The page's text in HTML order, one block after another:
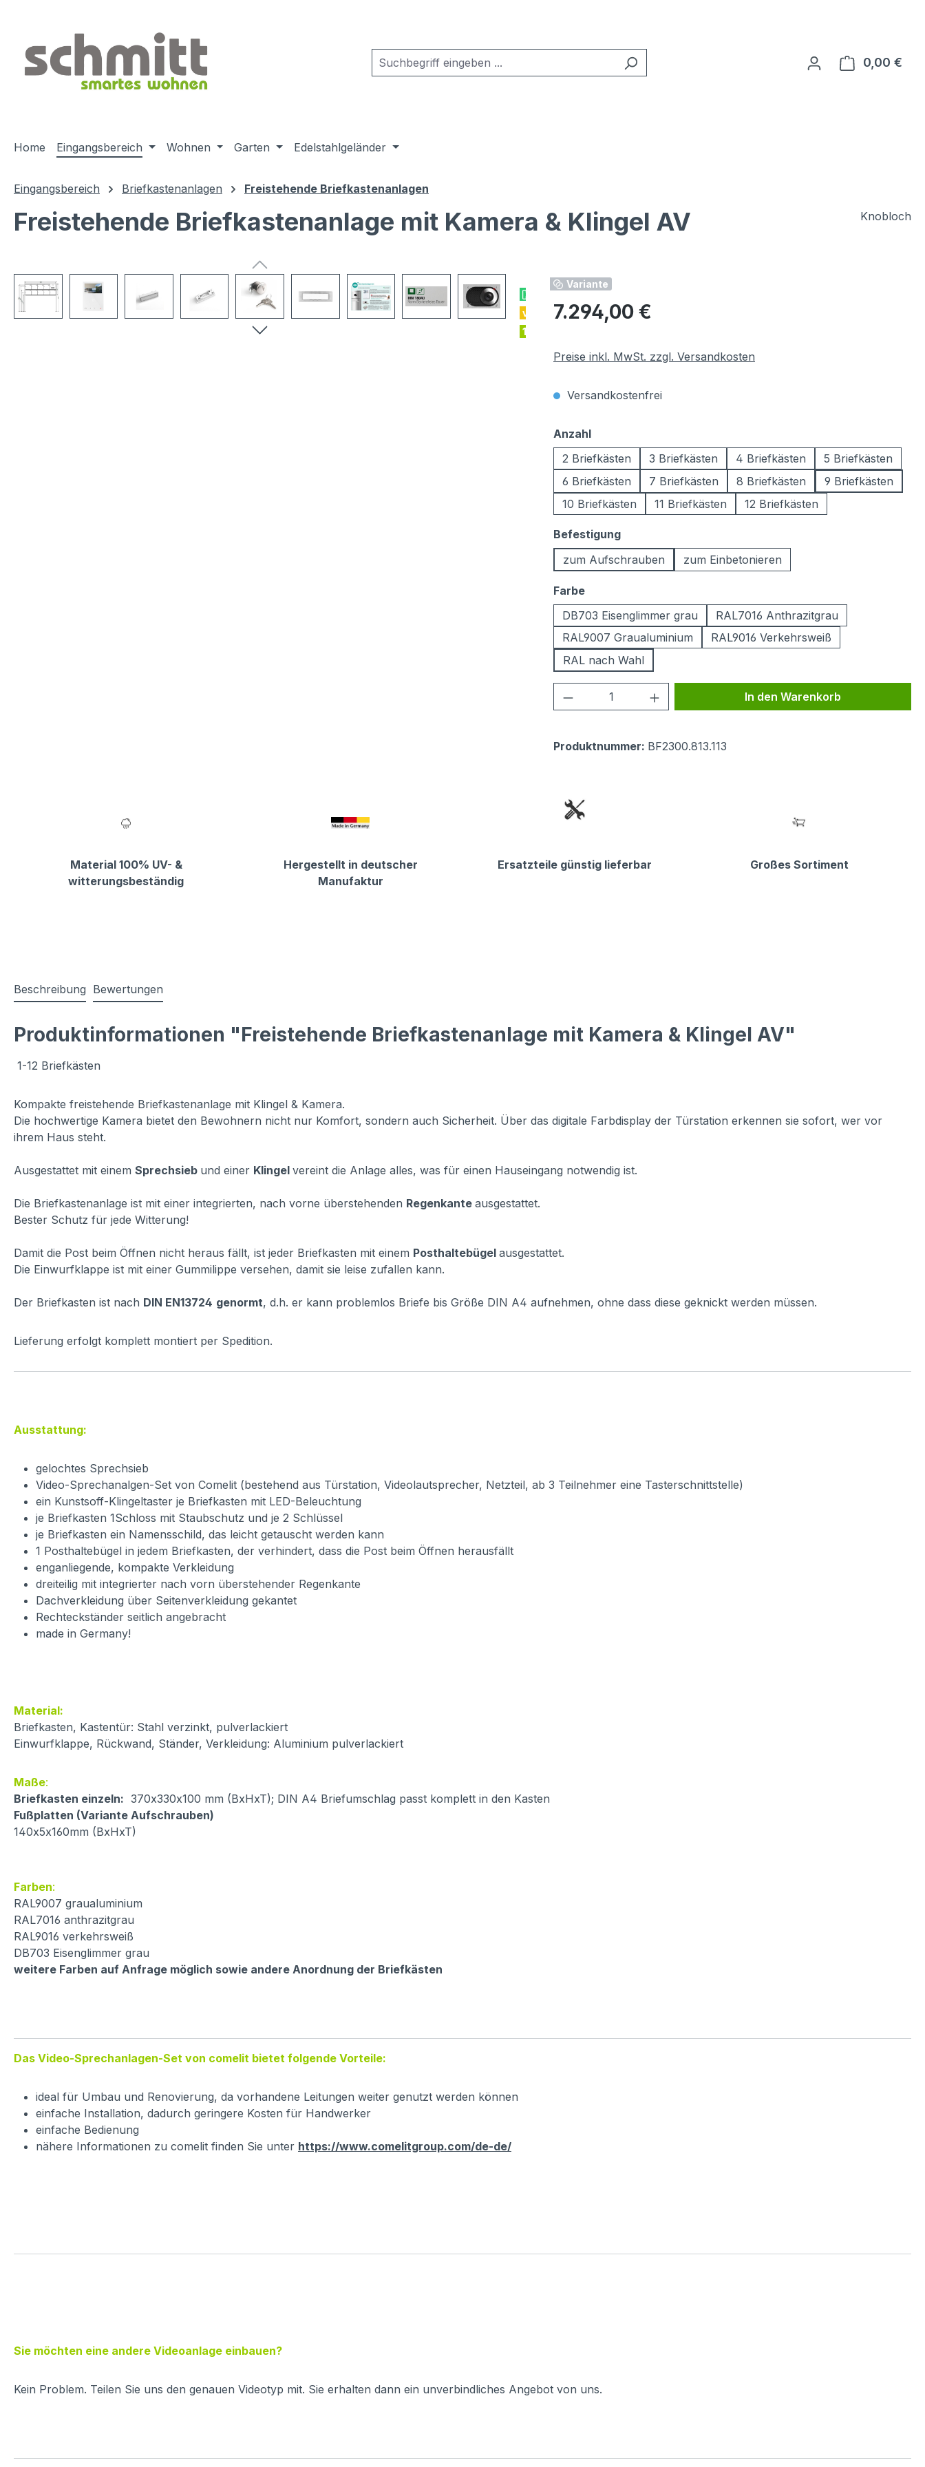
0,00 €
Home Eingangsbereich Wohnen Garten Edelstahlgeländer
Eingangsbereich Briefkastenanlagen Freistehende Briefkastenanlagen
Freistehende Briefkastenanlage mit Kamera & Klingel AV Knobloch
Versandkostenfrei
viele Farben
1-12 Kästen
Variante
Regulärer Preis:
7.294,00 €
Preise inkl. MwSt. zzgl. Versandkosten
Versandkostenfrei
Anzahlauswählen
2 Briefkästen
3 Briefkästen 4 Briefkästen
5 Briefkästen
6 Briefkästen
7 Briefkästen 8 Briefkästen
9 Briefkästen
10 Briefkästen
11 Briefkästen 12 Briefkästen
Befestigungauswählen
zum Aufschrauben
zum Einbetonieren
Farbeauswählen
DB703 Eisenglimmer grau
RAL7016 Anthrazitgrau
RAL9007 Graualuminium
RAL9016 Verkehrsweiß
RAL nach Wahl
Produkt Anzahl: Gib den gewünschten Wert
In den Warenkorb
Produktnummer: BF2300.813.113
Material 100% UV- &
witterungsbeständig
Hergestellt in deutscher
Manufaktur
Ersatzteile günstig lieferbar Großes Sortiment
Beschreibung Bewertungen
Produktinformationen "Freistehende Briefkastenanlage mit Kamera & Klingel AV"
1-12 Briefkästen
Kompakte freistehende Briefkastenanlage mit Klingel & Kamera.
Die hochwertige Kamera bietet den Bewohnern nicht nur Komfort, sondern auch Sicherheit. Über das digitale Farbdisplay der Türstation erkennen sie sofort, wer vor
ihrem Haus steht.
Ausgestattet mit einem Sprechsieb und einer Klingel vereint die Anlage alles, was für einen Hauseingang notwendig ist.
Die Briefkastenanlage ist mit einer integrierten, nach vorne überstehenden Regenkante ausgestattet.
Bester Schutz für jede Witterung!
Damit die Post beim Öffnen nicht heraus fällt, ist jeder Briefkasten mit einem Posthaltebügel ausgestattet.
Die Einwurfklappe ist mit einer Gummilippe versehen, damit sie leise zufallen kann.
Der Briefkasten ist nach DIN EN13724 genormt, d.h. er kann problemlos Briefe bis Größe DIN A4 aufnehmen, ohne dass diese geknickt werden müssen.
Lieferung erfolgt komplett montiert per Spedition.
Ausstattung:
gelochtes Sprechsieb
Video-Sprechanalgen-Set von Comelit (bestehend aus Türstation, Videolautsprecher, Netzteil, ab 3 Teilnehmer eine Tasterschnittstelle)
ein Kunstsoff-Klingeltaster je Briefkasten mit LED-Beleuchtung
je Briefkasten 1Schloss mit Staubschutz und je 2 Schlüssel
je Briefkasten ein Namensschild, das leicht getauscht werden kann
1 Posthaltebügel in jedem Briefkasten, der verhindert, dass die Post beim Öffnen herausfällt
enganliegende, kompakte Verkleidung
dreiteilig mit integrierter nach vorn überstehender Regenkante
Dachverkleidung über Seitenverkleidung gekantet
Rechteckständer seitlich angebracht
made in Germany!
Material:
Briefkasten, Kastentür: Stahl verzinkt, pulverlackiert
Einwurfklappe, Rückwand, Ständer, Verkleidung: Aluminium pulverlackiert
Maße:
Briefkasten einzeln: 370x330x100 mm (BxHxT); DIN A4 Briefumschlag passt komplett in den Kasten
Fußplatten (Variante Aufschrauben)
140x5x160mm (BxHxT)
Farben:
RAL9007 graualuminium
RAL7016 anthrazitgrau
RAL9016 verkehrsweiß
DB703 Eisenglimmer grau
weitere Farben auf Anfrage möglich sowie andere Anordnung der Briefkästen
Das Video-Sprechanlagen-Set von comelit bietet folgende Vorteile:
ideal für Umbau und Renovierung, da vorhandene Leitungen weiter genutzt werden können
einfache Installation, dadurch geringere Kosten für Handwerker
einfache Bedienung
nähere Informationen zu comelit finden Sie unter https://www.comelitgroup.com/de-de/
Sie möchten eine andere Videoanlage einbauen?
Kein Problem. Teilen Sie uns den genauen Videotyp mit. Sie erhalten dann ein unverbindliches Angebot von uns.